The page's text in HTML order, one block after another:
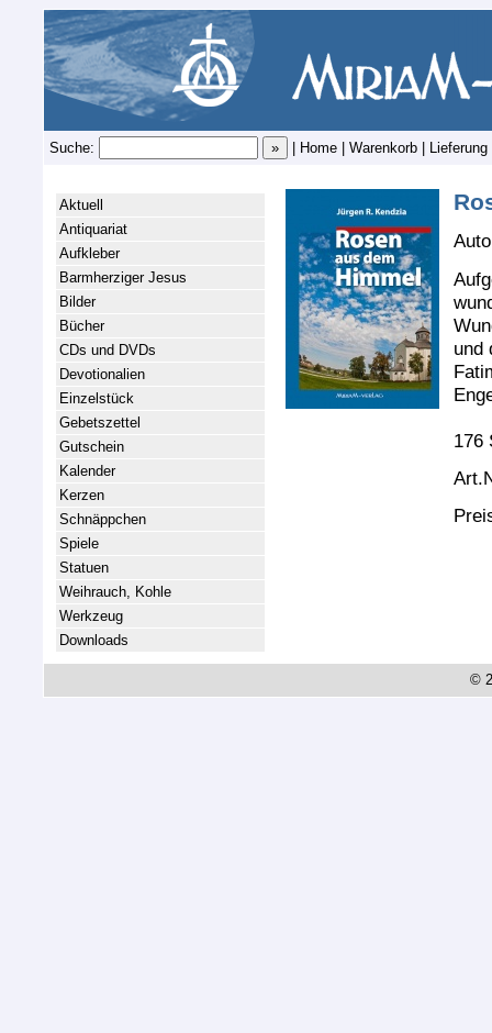
Suche: Home Warenkorb Lieferung
Aktuell
Antiquariat
Aufkleber
Barmherziger Jesus
Bilder
Bücher
CDs und DVDs
Devotionalien
Einzelstück
Gebetszettel
Gutschein
Kalender
Kerzen
Schnäppchen
Spiele
Statuen
Weihrauch, Kohle
Werkzeug
Downloads
und
176
©